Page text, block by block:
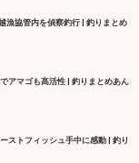
漁協管内を偵察釣行 | 釣りまとめ
アマゴも高活性 | 釣りまとめあん
ストフィッシュ手中に感動 | 釣り